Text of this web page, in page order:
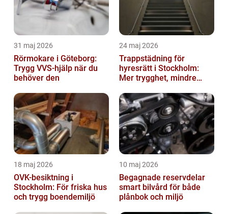
31 maj 2026
Rörmokare i Göteborg:
Trygg VVS-hjälp när du
behöver den
24 maj 2026
Trappstädning för
hyresrätt i Stockholm:
Mer trygghet, mindre
18 maj 2026
OVK-besiktning i
Stockholm: För friska hus
och trygg boendemiljö
10 maj 2026
Begagnade reservdelar
smart bilvård för både
plånbok och miljö